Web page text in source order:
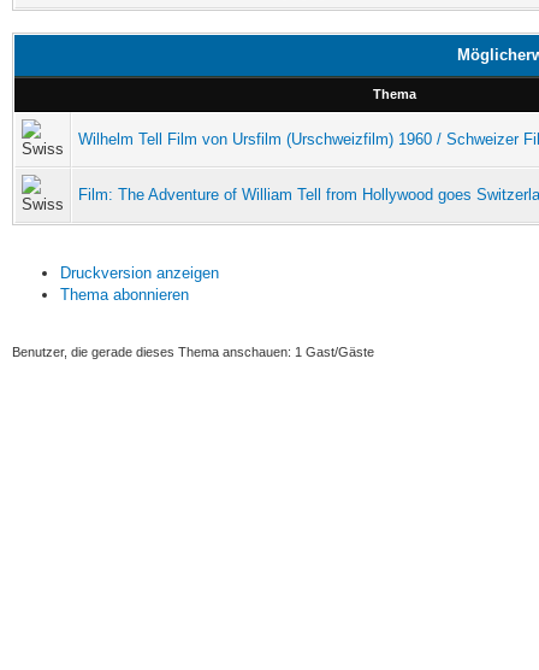
Thema
Wilhelm Tell Film von Ursfilm (Urschweizfilm) 1960 / Schweizer
Film: The Adventure of William Tell from Hollywood goes
Druckversion anzeigen
Thema abonnieren
Benutzer, die gerade dieses Thema anschauen: 1 Gast/Gäste